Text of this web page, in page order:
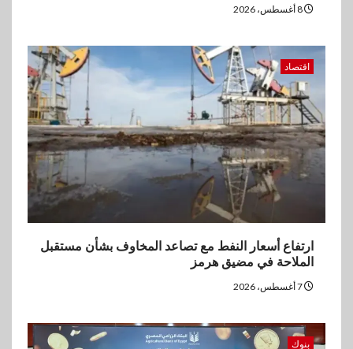
5
اخبار
غرفة القاهرة تنظم ندوة إلكترونية
لدعم الصادرات وتحقيق
مستهدفات رؤية مصر 2030
اقتصاد
ارتفاع أسعار النفط مع تصاعد المخاوف بشأن مستقبل
الملاحة في مضيق هرمز
بنوك